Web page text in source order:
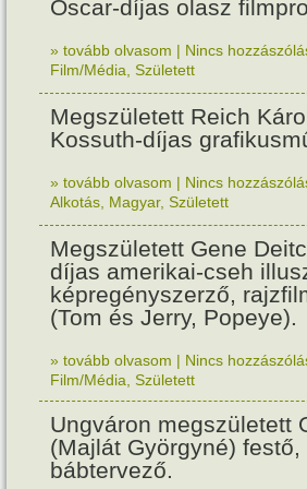
Oscar-díjas olasz
» tovább olvasom | Nincs
Film/Média Született
Megszületett Reich
Kossuth-díjas
» tovább olvasom | Nincs
Alkotás Magyar, Született
Megszületett Gene
díjas amerikai-cseh
képregényszerző,
(Tom és Jerry, Popeye).
» tovább olvasom | Nincs
Film/Média Született
Ungváron megszületett
(Majlát Györgyné) festő,
bábtervező.